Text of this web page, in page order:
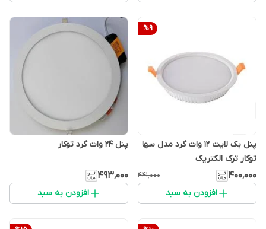
%9
پنل بک لایت 12 وات گرد مدل سها
توکار ترک الکتریک
۴۰۰٬۰۰۰ ۴۴۱٬۰۰۰
افزودن به سبد
پنل 24 وات گرد توکار
۴۹۳٬۰۰۰
افزودن به سبد